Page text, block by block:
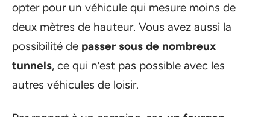
opter pour un véhicule qui mesure moins de
deux mètres de hauteur. Vous avez aussi la
possibilité de passer sous de nombreux
tunnels, ce qui n’est pas possible avec les
autres véhicules de loisir.